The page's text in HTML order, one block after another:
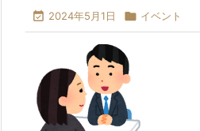
 2024年5月1日  イベント